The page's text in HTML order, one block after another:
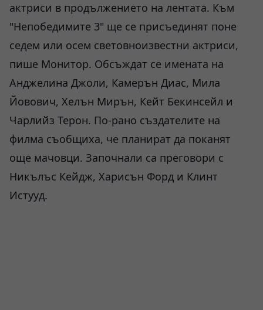
актриси в продължението на лентата. Към
"Непобедимите 3" ще се присъединят поне
седем или осем световноизвестни актриси,
пише Монитор. Обсъждат се имената на
Анджелина Джоли, Камерън Диас, Мила
Йовович, Хелън Мирън, Кейт Бекинсейл и
Чарлийз Терон. По-рано създателите на
филма съобщиха, че планират да поканят
още мачовци. Започнали са преговори с
Никълъс Кейдж, Харисън Форд и Клинт
Истууд.